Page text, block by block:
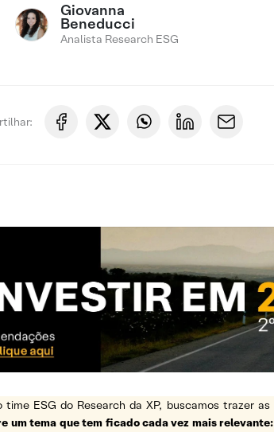
Giovanna
Beneducci
Analista Research ESG
ESG do Research da XP, buscamos trazer as
um tema que tem ficado cada vez mais relevante: